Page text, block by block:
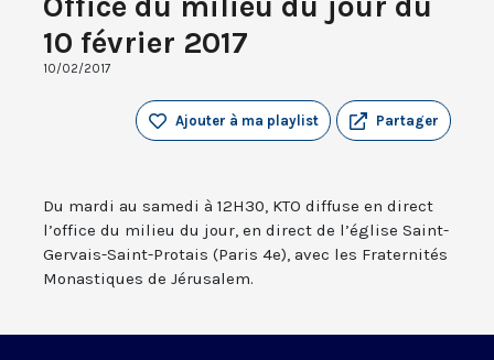
10 février 2017
10/02/2017
Partager
Ajouter à ma playlist
Du mardi au samedi à 12H30, KTO diffuse en direct
l’office du milieu du jour, en direct de l’église Saint-
Gervais-Saint-Protais (Paris 4e), avec les Fraternités
Monastiques de Jérusalem.